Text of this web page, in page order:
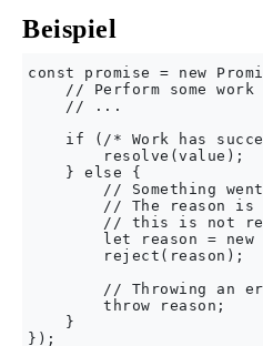
Beispiel
const promise = new
// Perform some work
    // ...
if (/* Work has
        resolve(value);
    } else {
// Something
// The reason is
// this is not
let reason = new
        reject(reason);
// Throwing an
        throw reason;
    }